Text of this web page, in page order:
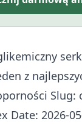
z
Slug:
Date: 2026-